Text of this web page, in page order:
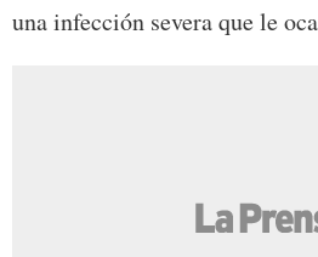
una infección severa que le